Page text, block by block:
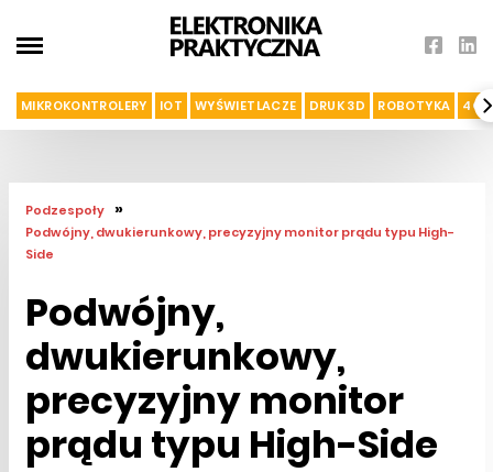
MIKROKONTROLERY IOT WYŚWIETLACZE DRUK 3D ROBOTYKA 4G I
Podzespoły »
Podwójny, dwukierunkowy, precyzyjny monitor prądu typu High-
Side
Podwójny,
dwukierunkowy,
precyzyjny monitor
prądu typu High-Side